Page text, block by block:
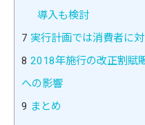
導入も検討
7 実行計画では消費者に
8 2018年施行の改正割賦
への影響
9 まとめ